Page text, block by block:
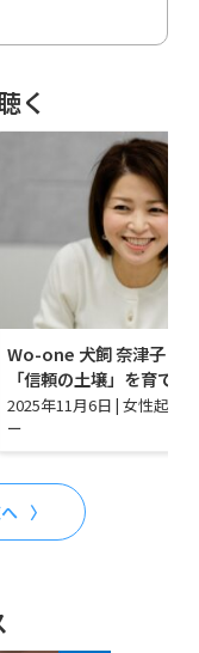
く
Wo-one 犬飼 奈津子｜
「信頼の土壌」を育て
2025年11月6日 | 女性起業
ー